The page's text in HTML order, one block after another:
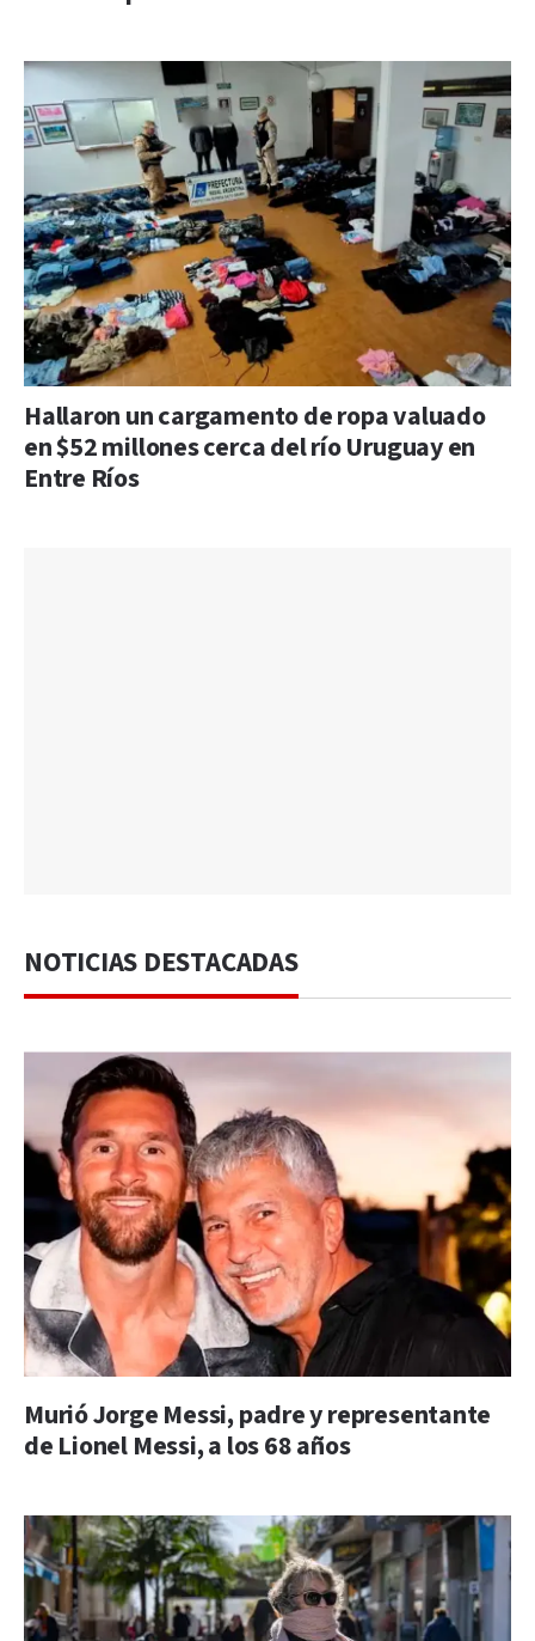
Hallaron un cargamento de ropa valuado
en $52 millones cerca del río Uruguay en
Entre Ríos
NOTICIAS DESTACADAS
Murió Jorge Messi, padre y representante
de Lionel Messi, a los 68 años